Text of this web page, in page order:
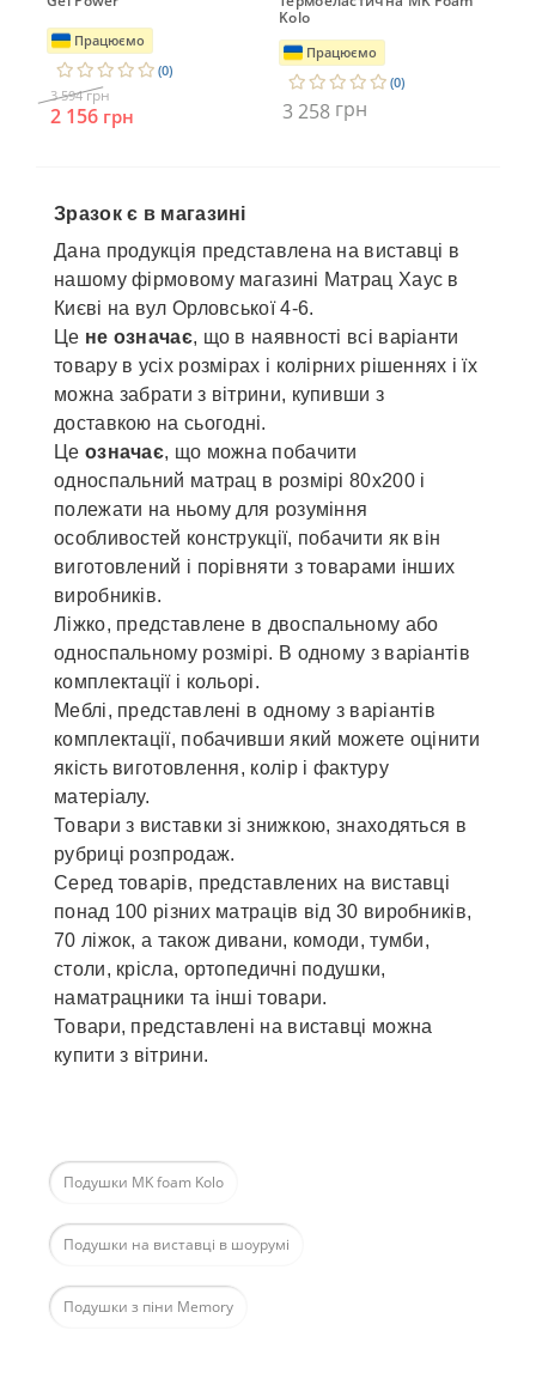
Працюємо
(0)
3 594грн
2 156 грн
Kolo
Працюємо
(0)
3 258 грн
Зразок є в магазині
Дана продукція представлена ​​на виставці в
нашому фірмовому магазині Матрац Хаус в
Києві на вул Орловської 4-6.
Це не означає, що в наявності всі варіанти
товару в усіх розмірах і колірних рішеннях і їх
можна забрати з вітрини, купивши з
доставкою на сьогодні.
Це означає, що можна побачити
односпальний матрац в розмірі 80х200 і
полежати на ньому для розуміння
особливостей конструкції, побачити як він
виготовлений і порівняти з товарами інших
виробників.
Ліжко, представлене ​​в двоспальному або
односпальному розмірі. В одному з варіантів
комплектації і кольорі.
Меблі, представлені ​​в одному з варіантів
комплектації, побачивши який можете оцінити
якість виготовлення, колір і фактуру
матеріалу.
Товари з виставки зі знижкою, знаходяться в
рубриці розпродаж.
Серед товарів, представлених на виставці
понад 100 різних матраців від 30 виробників,
70 ліжок, а також дивани, комоди, тумби,
столи, крісла, ортопедичні подушки,
наматрацники та інші товари.
Товари, представлені на виставці можна
купити з вітрини.
Подушки MK foam Kolo
Подушки на виставці в шоурумі
Подушки з піни Memory